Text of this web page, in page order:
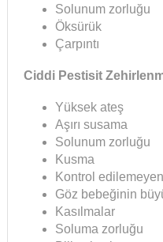
Solunum zorluğu
Öksürük
Çarpıntı
Ciddi Pestisit
Yüksek ateş
Aşırı susama
Solunum zorluğu
Kusma
Kontrol
Göz bebeğinin
Kasılmalar
Soluma zorluğu